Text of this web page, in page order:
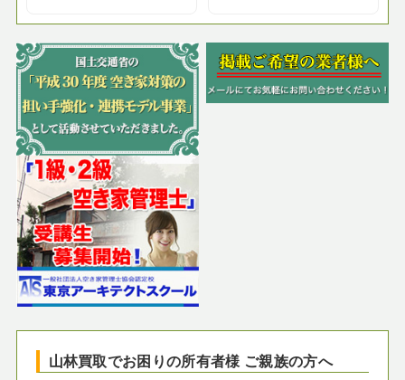
山林買取でお困りの所有者様 ご親族の方へ